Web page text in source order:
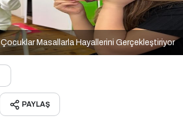
Çocuklar Masallarla Hayallerini Gerçekleştiriyor
PAYLAŞ